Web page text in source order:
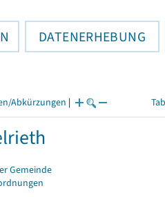
DATENERHEBUNG
Abkürzungen |
Gemeinde